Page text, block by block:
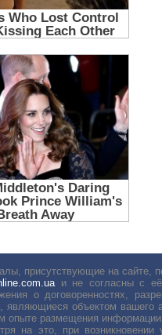
присутствующие на сайте,
и не согласны с
о договоренностях,
являющиеся объектом вашего
опыте размещения информации
на это, при